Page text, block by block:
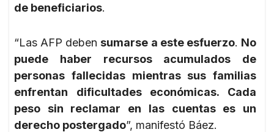
de beneficiarios.
“Las AFP deben sumarse a este esfuerzo. No
puede haber recursos acumulados de
personas fallecidas mientras sus familias
enfrentan dificultades económicas. Cada
peso sin reclamar en las cuentas es un
derecho postergado”, manifestó Báez.